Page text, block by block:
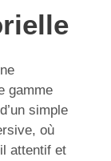
gamme
simple
où
attentif et